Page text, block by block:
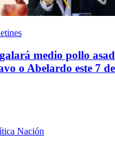
medio pollo
o Abelardo este 7
Nación